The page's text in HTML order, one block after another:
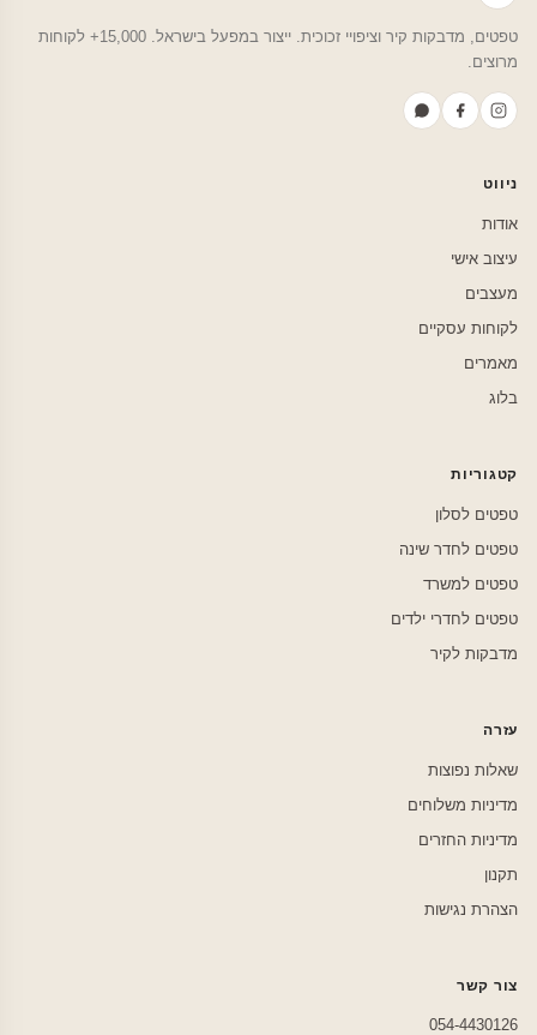
טפטים, מדבקות קיר וציפויי זכוכית. ייצור במפעל בישראל. 15,000+ לקוחות
מרוצים.
ניווט
אודות
עיצוב אישי
מעצבים
לקוחות עסקיים
מאמרים
בלוג
קטגוריות
טפטים לסלון
טפטים לחדר שינה
טפטים למשרד
טפטים לחדרי ילדים
מדבקות לקיר
עזרה
שאלות נפוצות
מדיניות משלוחים
מדיניות החזרים
תקנון
הצהרת נגישות
צור קשר
054-4430126